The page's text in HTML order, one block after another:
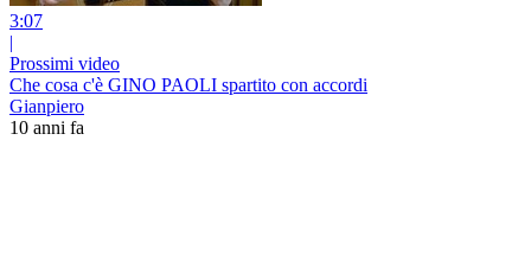
3:07
|
Prossimi video
Che cosa c'è GINO PAOLI spartito con accordi
Gianpiero
10 anni fa